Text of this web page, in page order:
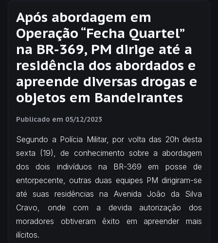
Após abordagem em
Operação “Fecha Quartel”
na BR-369, PM dirige até a
residência dos abordados e
apreende diversas drogas e
objetos em Bandeirantes
Publicado em 05/12/2023
Segundo a Polícia Militar, por volta das 20h desta
sexta (19), de conhecimento sobre a abordagem
dos dois indivíduos na BR-369 em posse de
entorpecente, outras duas equipes PM dirigiram-se
até suas residências na Avenida João da Silva
Cravo, onde com a devida autorização dos
moradores obtiveram êxito em apreender mais
ilícitos.